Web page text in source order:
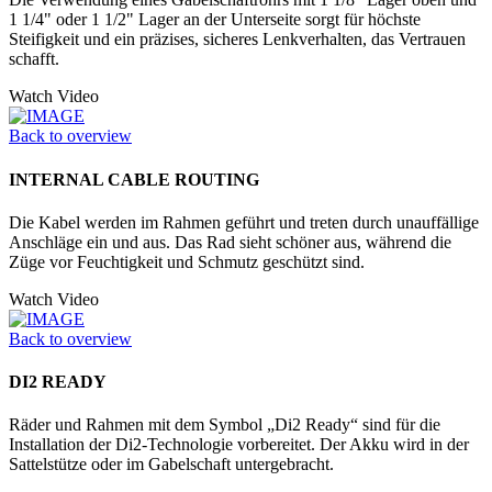
1 1/4" oder 1 1/2" Lager an der Unter­seite sorgt für höchste
Steifigkeit und ein präzises, sicheres Lenkverhalten, das Vertrauen
schafft.
Watch Video
Back to overview
INTERNAL CABLE ROUTING
Die Kabel werden im Rahmen geführt und treten durch unauffällige
Anschläge ein und aus. Das Rad sieht schöner aus, während die
Züge vor Feuchtigkeit und Schmutz geschützt sind.
Watch Video
Back to overview
DI2 READY
Räder und Rahmen mit dem Symbol „Di2 Ready“ sind für die
Installation der Di2-Technologie vorbereitet. Der Akku wird in der
Sattelstütze oder im Ga­belschaft untergebracht.